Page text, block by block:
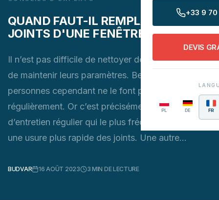
+33 9 70
DEVIS
PL DE FR
QUAND FAUT-IL REMPLACER LES
JOINTS D'UNE FENÊTRE EN PVC ?
Il n’est pas difficile de nettoyer des joints, et donc
de maintenir leurs paramètres. Beaucoup de
personnes cependant ne le font pas
régulièrement. Or c’est précisément le manque
d’entretien régulier qui le plus fréquemment cause
une usure plus rapide des joints. Une autre…
BUDVAR 16 AOÛT 2023 3 MIN DE LECTURE